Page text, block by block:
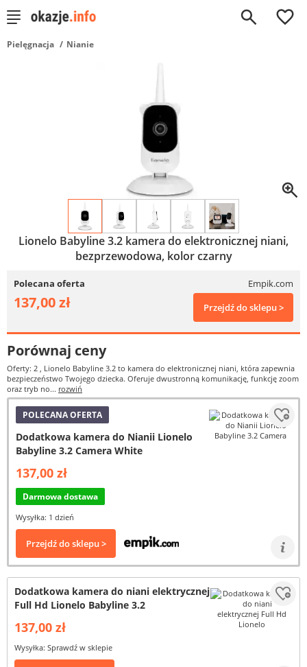
0
Pielęgnacja Nianie
Lionelo Babyline 3.2 kamera do elektronicznej niani,
bezprzewodowa, kolor czarny
Polecana oferta Empik.com
137,00 zł Przejdź do sklepu >
Porównaj ceny
Oferty: 2 , Lionelo Babyline 3.2 to kamera do elektronicznej niani, która zapewnia
bezpieczeństwo Twojego dziecka. Oferuje dwustronną komunikację, funkcję zoom
oraz tryb no... rozwiń
POLECANA OFERTA
Dodatkowa kamera do Nianii Lionelo
Babyline 3.2 Camera White
137,00 zł
Darmowa dostawa
Wysyłka: 1 dzień
Przejdź do sklepu >
Dodatkowa kamera do niani elektrycznej
Full Hd Lionelo Babyline 3.2
137,00 zł
Wysyłka: Sprawdź w sklepie